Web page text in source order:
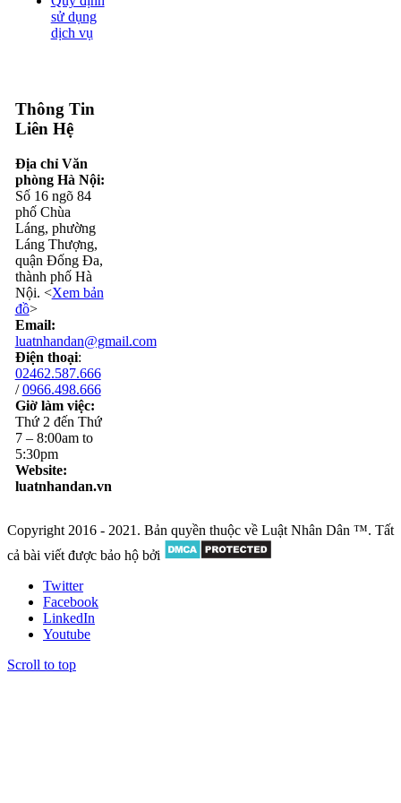
sử dụng
dịch vụ
Thông Tin
Liên Hệ
Địa chỉ Văn
phòng Hà Nội:
Số 16 ngõ 84
phố Chùa
Láng, phường
Láng Thượng,
quận Đống Đa,
thành phố Hà
Nội. <Xem bản
đồ>
Email:
luatnhandan@gmail.com
Điện thoại:
02462.587.666
/0966.498.666
Giờ làm việc:
Thứ 2 đến Thứ
7 – 8:00am to
5:30pm
Website:
luatnhandan.vn
Copyright 2016 - 2021. Bản quyền thuộc về Luật Nhân Dân ™. Tất
cả bài viết được bảo hộ bởi
Twitter
Facebook
LinkedIn
Youtube
Scroll to top